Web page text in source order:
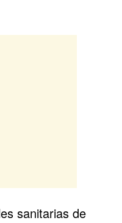
sanitarias de